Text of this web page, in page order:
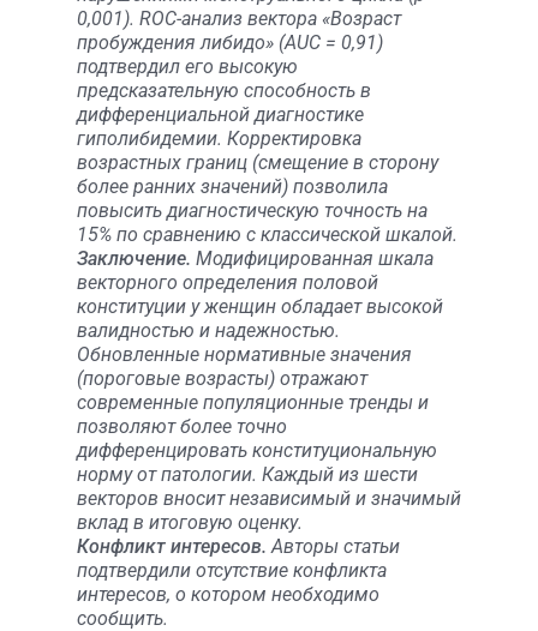
0,001). ROC-анализ вектора «Возраст
пробуждения либидо» (AUC = 0,91)
подтвердил его высокую
предсказательную способность в
дифференциальной диагностике
гиполибидемии. Корректировка
возрастных границ (смещение в сторону
более ранних значений) позволила
повысить диагностическую точность на
15% по сравнению с классической шкалой.
Заключение. Модифицированная шкала
векторного определения половой
конституции у женщин обладает высокой
валидностью и надежностью.
Обновленные нормативные значения
(пороговые возрасты) отражают
современные популяционные тренды и
позволяют более точно
дифференцировать конституциональную
норму от патологии. Каждый из шести
векторов вносит независимый и значимый
вклад в итоговую оценку.
Конфликт интересов. Авторы статьи
подтвердили отсутствие конфликта
интересов, о котором необходимо
сообщить.